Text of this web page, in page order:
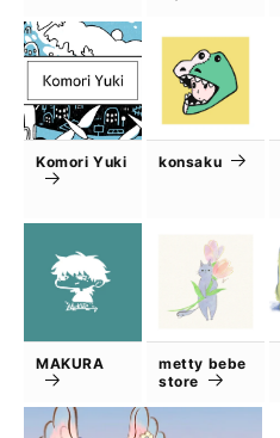
Komori Yuki konsaku
MAKURA
metty bebe
store